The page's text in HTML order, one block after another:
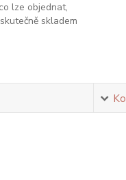
lze objednat,
skladem